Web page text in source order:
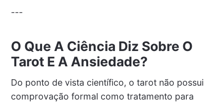
---
O Que A Ciência Diz Sobre O
Tarot E A Ansiedade?
Do ponto de vista científico, o tarot não possui
comprovação formal como tratamento para